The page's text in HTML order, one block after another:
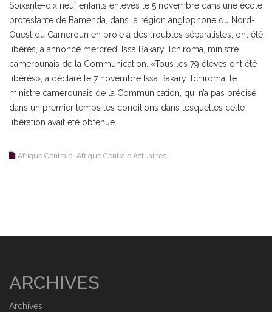
Soixante-dix neuf enfants enlevés le 5 novembre dans une école
protestante de Bamenda, dans la région anglophone du Nord-
Ouest du Cameroun en proie à des troubles séparatistes, ont été
libérés, a annoncé mercredi Issa Bakary Tchiroma, ministre
camerounais de la Communication. «Tous les 79 élèves ont été
libérés», a déclaré le 7 novembre Issa Bakary Tchiroma, le
ministre camerounais de la Communication, qui n’a pas précisé
dans un premier temps les conditions dans lesquelles cette
libération avait été obtenue.
Afrique Centrale Afrique Centrale Actualites
ARCHIVES
Archives